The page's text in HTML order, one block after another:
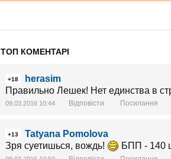
ТОП КОМЕНТАРІ
+18
herasim
Правильно Лешек! Нет единства в
09.03.2016 10:44 Відповісти Посилання
+13
Tatyana Pomolova
Зря суетишься, вождь!
БПП - 140